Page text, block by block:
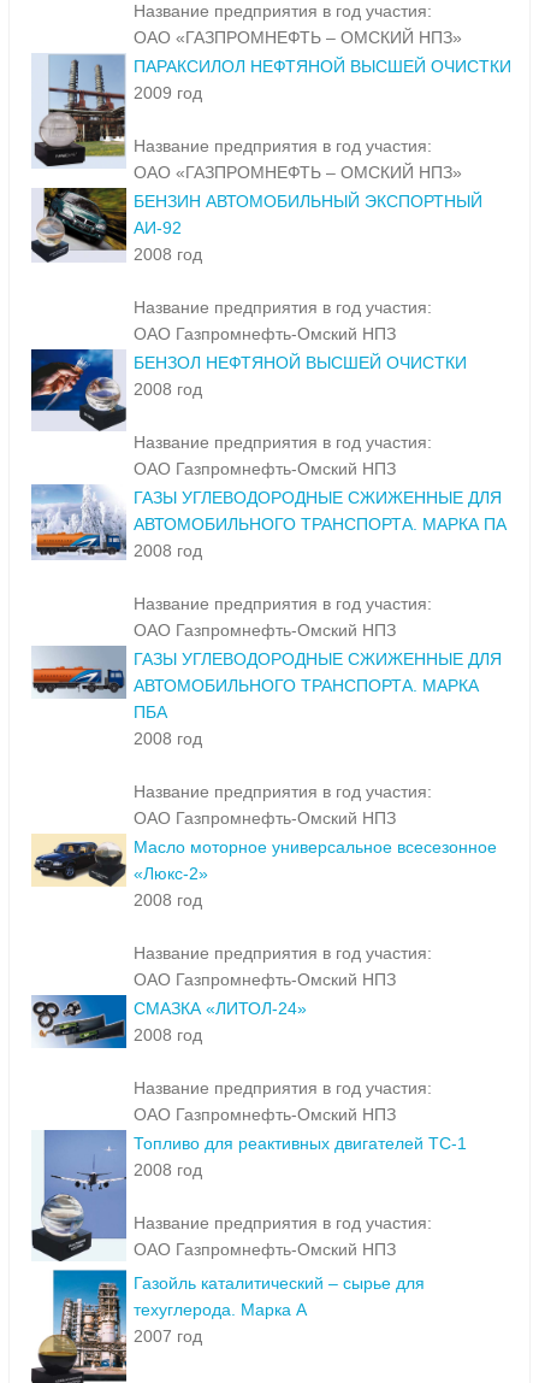
Название предприятия в год участия:
ОАО «ГАЗПРОМНЕФТЬ – ОМСКИЙ НПЗ»
ПАРАКСИЛОЛ НЕФТЯНОЙ ВЫСШЕЙ ОЧИСТКИ
2009 год
Название предприятия в год участия:
ОАО «ГАЗПРОМНЕФТЬ – ОМСКИЙ НПЗ»
БЕНЗИН АВТОМОБИЛЬНЫЙ ЭКСПОРТНЫЙ
АИ-92
2008 год
Название предприятия в год участия:
ОАО Газпромнефть-Омский НПЗ
БЕНЗОЛ НЕФТЯНОЙ ВЫСШЕЙ ОЧИСТКИ
2008 год
Название предприятия в год участия:
ОАО Газпромнефть-Омский НПЗ
ГАЗЫ УГЛЕВОДОРОДНЫЕ СЖИЖЕННЫЕ ДЛЯ
АВТОМОБИЛЬНОГО ТРАНСПОРТА. МАРКА ПА
2008 год
Название предприятия в год участия:
ОАО Газпромнефть-Омский НПЗ
ГАЗЫ УГЛЕВОДОРОДНЫЕ СЖИЖЕННЫЕ ДЛЯ
АВТОМОБИЛЬНОГО ТРАНСПОРТА. МАРКА
ПБА
2008 год
Название предприятия в год участия:
ОАО Газпромнефть-Омский НПЗ
Масло моторное универсальное всесезонное
«Люкс-2»
2008 год
Название предприятия в год участия:
ОАО Газпромнефть-Омский НПЗ
СМАЗКА «ЛИТОЛ-24»
2008 год
Название предприятия в год участия:
ОАО Газпромнефть-Омский НПЗ
Топливо для реактивных двигателей ТС-1
2008 год
Название предприятия в год участия:
ОАО Газпромнефть-Омский НПЗ
Газойль каталитический – сырье для
техуглерода. Марка А
2007 год